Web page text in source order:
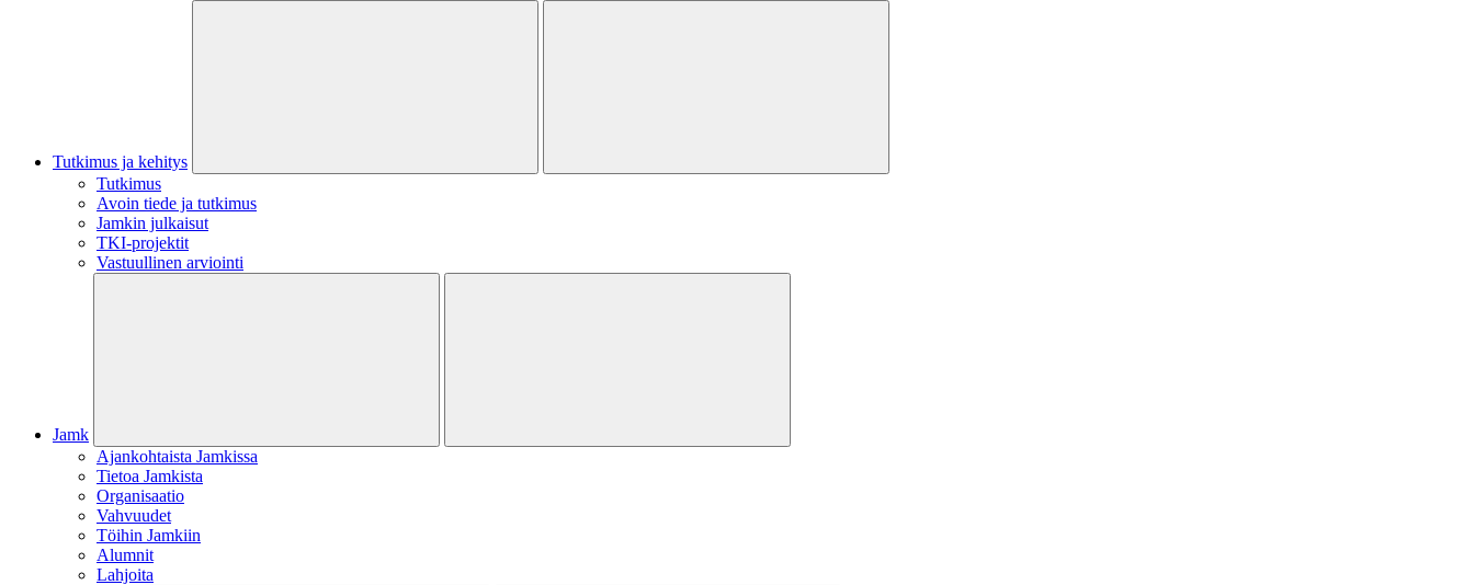
Tutkimus ja kehitys
Tutkimus
Avoin tiede ja tutkimus
Jamkin julkaisut
TKI-projektit
Vastuullinen arviointi
Jamk
Ajankohtaista Jamkissa
Tietoa Jamkista
Organisaatio
Vahvuudet
Töihin Jamkiin
Alumnit
Lahjoita